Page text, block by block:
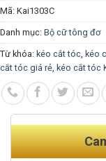
Mã: Kai1303C
Danh mục: Bộ cữ tông đơ
Từ khóa: kéo cắt tóc kéo
cắt tóc giá rẻ kéo cắt tóc